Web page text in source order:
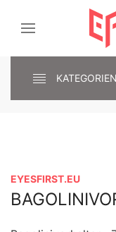
KATEGORIEN
EYESFIRST.EU